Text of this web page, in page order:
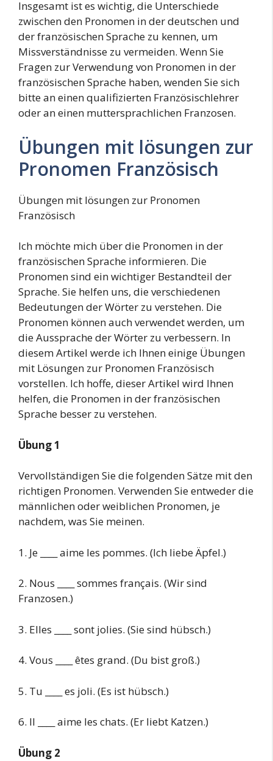
Insgesamt ist es wichtig, die Unterschiede
zwischen den Pronomen in der deutschen und
der französischen Sprache zu kennen, um
Missverständnisse zu vermeiden. Wenn Sie
Fragen zur Verwendung von Pronomen in der
französischen Sprache haben, wenden Sie sich
bitte an einen qualifizierten Französischlehrer
oder an einen muttersprachlichen Franzosen.
Übungen mit lösungen zur
Pronomen Französisch
Übungen mit lösungen zur Pronomen
Französisch
Ich möchte mich über die Pronomen in der
französischen Sprache informieren. Die
Pronomen sind ein wichtiger Bestandteil der
Sprache. Sie helfen uns, die verschiedenen
Bedeutungen der Wörter zu verstehen. Die
Pronomen können auch verwendet werden, um
die Aussprache der Wörter zu verbessern. In
diesem Artikel werde ich Ihnen einige Übungen
mit Lösungen zur Pronomen Französisch
vorstellen. Ich hoffe, dieser Artikel wird Ihnen
helfen, die Pronomen in der französischen
Sprache besser zu verstehen.
Übung 1
Vervollständigen Sie die folgenden Sätze mit den
richtigen Pronomen. Verwenden Sie entweder die
männlichen oder weiblichen Pronomen, je
nachdem, was Sie meinen.
1. Je ____ aime les pommes. (Ich liebe Äpfel.)
2. Nous ____ sommes français. (Wir sind
Franzosen.)
3. Elles ____ sont jolies. (Sie sind hübsch.)
4. Vous ____ êtes grand. (Du bist groß.)
5. Tu ____ es joli. (Es ist hübsch.)
6. Il ____ aime les chats. (Er liebt Katzen.)
Übung 2